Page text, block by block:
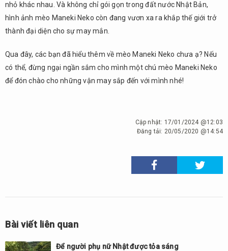
nhỏ khác nhau. Và không chỉ gói gọn trong đất nước Nhật Bản,
hình ảnh mèo Maneki Neko còn đang vươn xa ra khắp thế giới trở
thành đại diện cho sự may mắn.
Qua đây, các bạn đã hiểu thêm về mèo Maneki Neko chưa ạ? Nếu
có thể, đừng ngại ngần sắm cho mình một chú mèo Maneki Neko
để đón chào cho những vận may sắp đến với mình nhé!
Cập nhật: 17/01/2024 @12:03
Đăng tải: 20/05/2020 @14:54
Bài viết liên quan
Để người phụ nữ Nhật được tỏa sáng